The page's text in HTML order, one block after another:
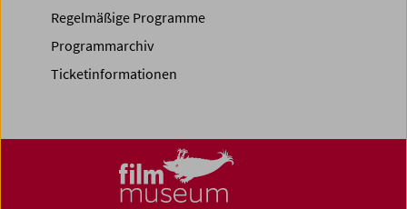
Regelmäßige Programme
Programmarchiv
Ticketinformationen